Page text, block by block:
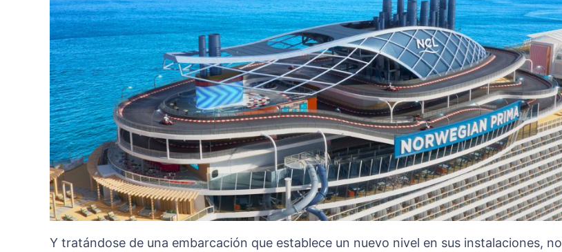
Y tratándose de una embarcación que establece un nuevo nivel en sus instalaciones, no